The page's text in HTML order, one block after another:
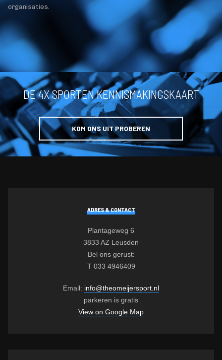
organisaties.
DE 4X SPORTEN KENNISMAKINGSKAART
KOM ONS UIT PROBEREN
ADRES & CONTACT
Plantageweg 6
3833 AZ Leusden
Bel ons gerust:
T 033 4946409
Email: info@theomeijersport.nl
parkeren is gratis
View on Google Map